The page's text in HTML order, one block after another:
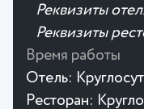
Реквизиты
Реквизиты
Время работы
Отель:
Ресторан: